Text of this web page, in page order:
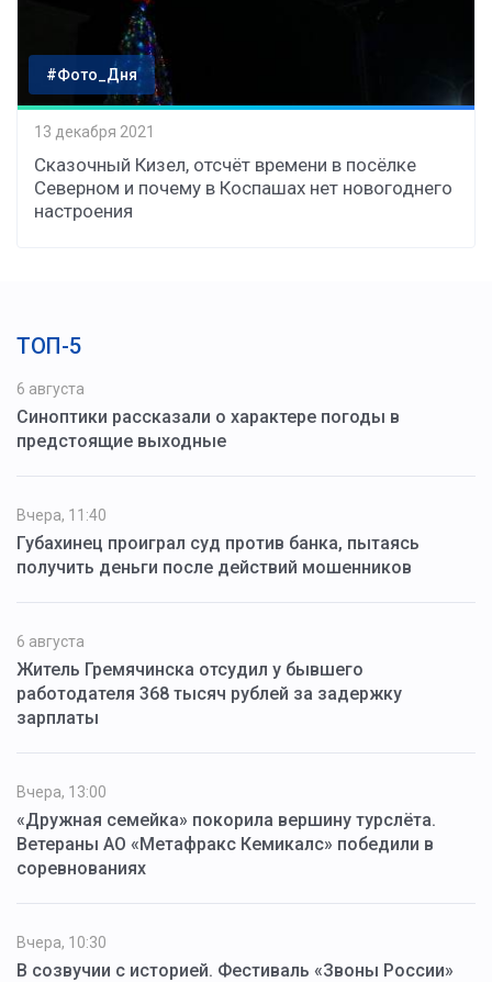
#Фото_Дня
13 декабря 2021
Сказочный Кизел, отсчёт времени в посёлке
Северном и почему в Коспашах нет новогоднего
настроения
ТОП-5
6 августа
Синоптики рассказали о характере погоды в
предстоящие выходные
Вчера, 11:40
Губахинец проиграл суд против банка, пытаясь
получить деньги после действий мошенников
6 августа
Житель Гремячинска отсудил у бывшего
работодателя 368 тысяч рублей за задержку
зарплаты
Вчера, 13:00
«Дружная семейка» покорила вершину турслёта.
Ветераны АО «Метафракс Кемикалс» победили в
соревнованиях
Вчера, 10:30
В созвучии с историей. Фестиваль «Звоны России»